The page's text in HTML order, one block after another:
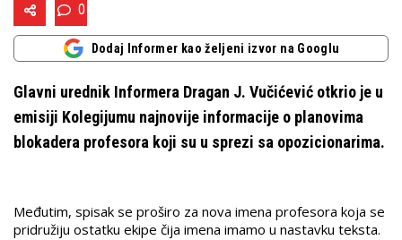
0
Dodaj Informer kao željeni izvor na Googlu
Glavni urednik Informera Dragan J. Vučićević otkrio je u
emisiji Kolegijumu najnovije informacije o planovima
blokadera profesora koji su u sprezi sa opozicionarima.
Međutim, spisak se proširo za nova imena profesora koja se
pridružiju ostatku ekipe čija imena imamo u nastavku teksta.